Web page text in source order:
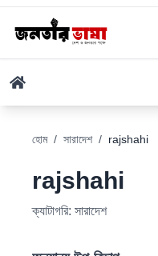
হোম / সারাদেশ / rajshahi
rajshahi
ক্যাটাগরি: সারাদেশ